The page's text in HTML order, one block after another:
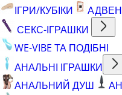
ІГРИ/КУБІКИ
СЕКС-ІГРАШКИ
WE-VIBE ТА ПОДІБНІ
АНАЛЬНІ ІГРАШКИ
АНАЛЬНИЙ ДУШ